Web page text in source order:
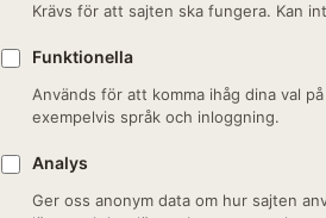
dag, i Sverige
med ljuståget.
Krävs för att sajten ska fungera. Kan
Funktionella
Används för att komma ihåg dina val
exempelvis språk och inloggning.
Analys
Ger oss anonym data om hur sajten